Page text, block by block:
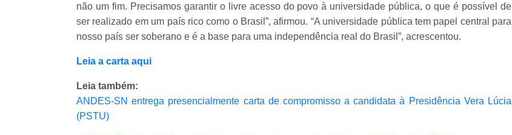
não um fim. Precisamos garantir o livre acesso do povo à universidade pública, o que é possível de
ser realizado em um país rico como o Brasil”, afirmou. “A universidade pública tem papel central para
nosso país ser soberano e é a base para uma independência real do Brasil”, acrescentou.
Leia a carta aqui
Leia também:
ANDES-SN entrega presencialmente carta de compromisso a candidata à Presidência Vera Lúcia
(PSTU)